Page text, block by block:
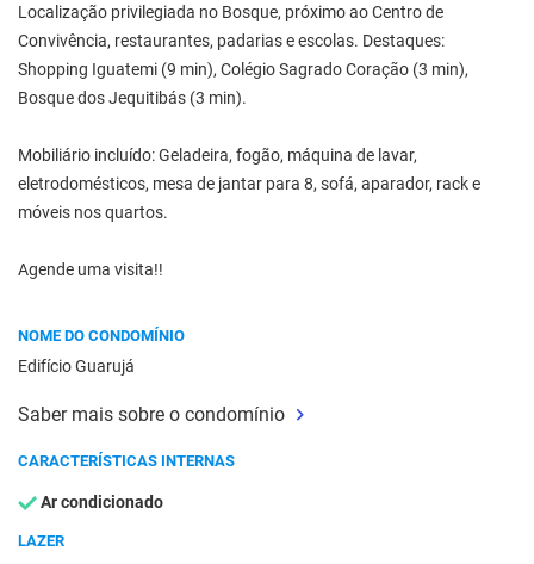
Localização privilegiada no Bosque, próximo ao Centro de
Convivência, restaurantes, padarias e escolas. Destaques:
Shopping Iguatemi (9 min), Colégio Sagrado Coração (3 min),
Bosque dos Jequitibás (3 min).
Mobiliário incluído: Geladeira, fogão, máquina de lavar,
eletrodomésticos, mesa de jantar para 8, sofá, aparador, rack e
móveis nos quartos.
Agende uma visita!!
NOME DO CONDOMÍNIO
Edifício Guarujá
Saber mais sobre o condomínio
CARACTERÍSTICAS INTERNAS
Ar condicionado
LAZER